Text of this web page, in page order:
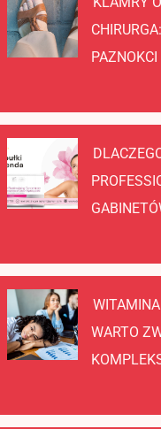
PAZNOKCI
WARTO